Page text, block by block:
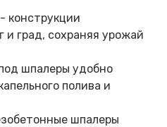
- конструкции
град, сохраняя урожай
шпалеры удобно
полива и
шпалеры